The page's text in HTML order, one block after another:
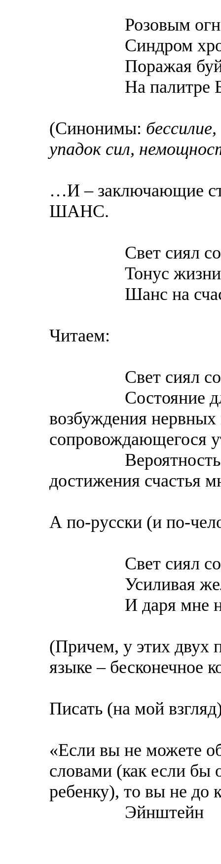
Розовым огнём
Синдром
Поражая
На палитре
(Синонимы:
упадок сил,
…И – заключающие
ШАНС.
Свет сиял
Тонус жизни
Шанс на
Читаем:
Свет сиял
Состояние
возбуждения
сопровождающегося
Вероятность
достижения счастья
А по-русски (и по-
Свет сиял
Усиливая
И даря мне
(Причем, у этих двух
языке – бесконечное
Писать (на мой
«Если вы не можете
словами (как если бы
ребенку), то вы не до
Эйнштейн